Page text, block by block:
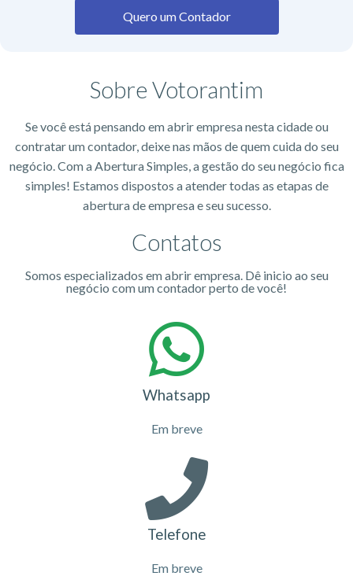
Quero um Contador
Sobre Votorantim
Se você está pensando em abrir empresa nesta cidade ou
contratar um contador, deixe nas mãos de quem cuida do seu
negócio. Com a Abertura Simples, a gestão do seu negócio fica
simples! Estamos dispostos a atender todas as etapas de
abertura de empresa e seu sucesso.
Contatos
Somos especializados em abrir empresa. Dê inicio ao seu
negócio com um contador perto de você!
Whatsapp
Em breve
Telefone
Em breve